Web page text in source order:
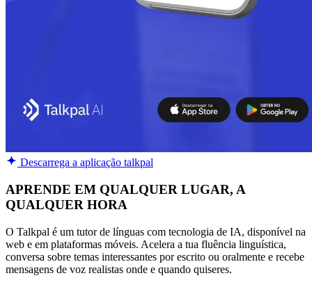
Descarrega a aplicação talkpal
APRENDE EM QUALQUER LUGAR, A
QUALQUER HORA
O Talkpal é um tutor de línguas com tecnologia de IA, disponível na
web e em plataformas móveis. Acelera a tua fluência linguística,
conversa sobre temas interessantes por escrito ou oralmente e recebe
mensagens de voz realistas onde e quando quiseres.